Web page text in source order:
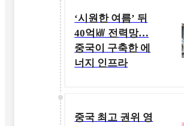
‘시원한 여름’ 뒤
40억㎾ 전력망…
중국이 구축한 에
너지 인프라
중국 최고 권위 영